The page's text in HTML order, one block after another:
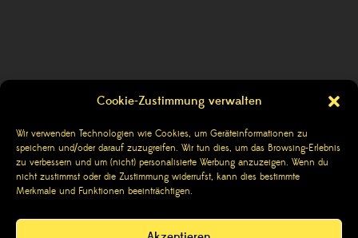
Cookie-Zustimmung verwalten
Wir verwenden Technologien wie Cookies, um Geräteinformationen zu
speichern und/oder darauf zuzugreifen. Wir tun dies, um das Browsing-Erlebnis
zu verbessern und um (nicht) personalisierte Werbung anzuzeigen. Wenn du
nicht zustimmst oder die Zustimmung widerrufst, kann dies bestimmte
Merkmale und Funktionen beeinträchtigen.
Impressum
Datenschutzerklärung